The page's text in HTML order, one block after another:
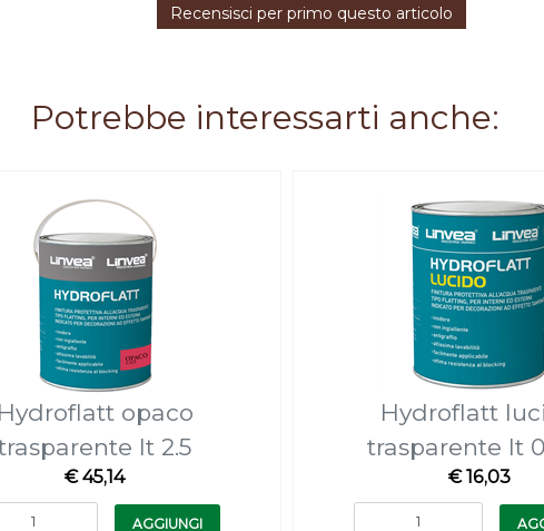
Recensisci per primo questo articolo
Potrebbe interessarti anche:
Hydroflatt opaco
lt 2.5
€ 45,14
Quantità
AGGIUNGI
Hydroflatt
trasparente lt
€ 16,03
Quantità